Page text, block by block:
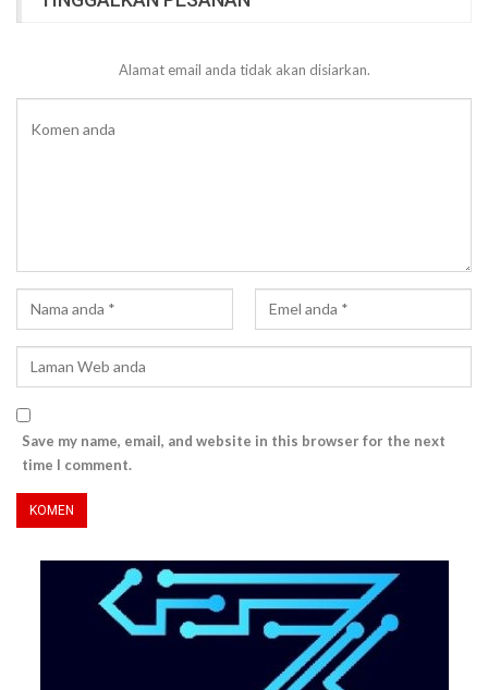
Alamat email anda tidak akan disiarkan.
Save my name, email, and website in this browser for the next
time I comment.